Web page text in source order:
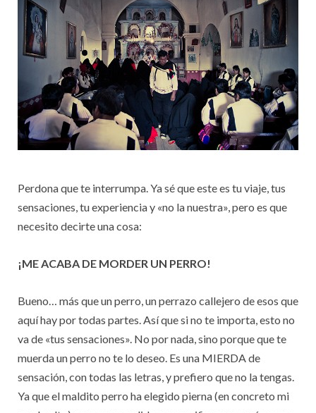
Perdona que te interrumpa. Ya sé que este es tu viaje, tus
sensaciones, tu experiencia y «no la nuestra», pero es que
necesito decirte una cosa:
¡ME ACABA DE MORDER UN PERRO!
Bueno… más que un perro, un perrazo callejero de esos que
aquí hay por todas partes. Así que si no te importa, esto no
va de «tus sensaciones». No por nada, sino porque que te
muerda un perro no te lo deseo. Es una MIERDA de
sensación, con todas las letras, y prefiero que no la tengas.
Ya que el maldito perro ha elegido pierna (en concreto mi